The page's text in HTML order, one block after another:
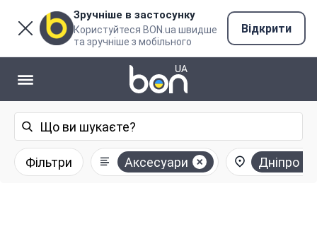
Зручніше в застосунку
Користуйтеся BON.ua швидше
та зручніше з мобільного
Відкрити
Фільтри Аксесуари Дніпро